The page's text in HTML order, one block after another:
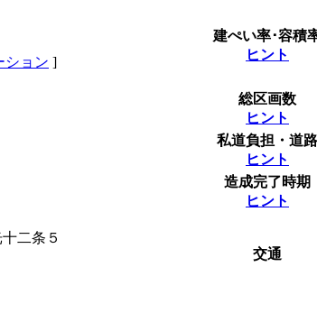
ション ]
建ぺい率･容積
ヒント
総区画数
ヒント
私道負担・道路
ヒント
造成完了時期
ヒント
二条５
交通